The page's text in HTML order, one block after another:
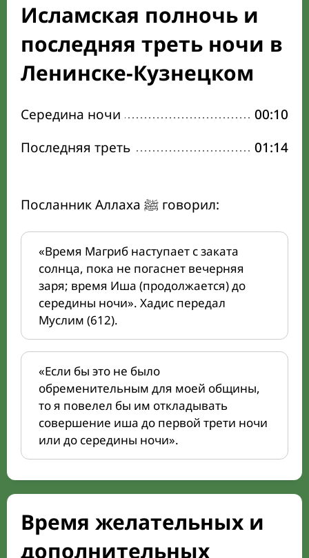
Исламская полночь и
последняя треть ночи в
Ленинске-Кузнецком
Середина ночи
00:10
Последняя треть
01:14
Посланник Аллаха ﷺ говорил:
«Время Магриб наступает с заката
солнца, пока не погаснет вечерняя
заря; время Иша (продолжается) до
середины ночи». Хадис передал
Муслим (612).
«Если бы это не было
обременительным для моей общины,
то я повелел бы им откладывать
совершение иша до первой трети ночи
или до середины ночи».
Время желательных и
дополнительных